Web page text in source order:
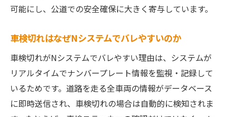
可能にし、公道での安全確保に大きく寄与しています。
車検切れはなぜNシステムでバレやすいのか
車検切れがNシステムでバレやすい理由は、システムが
リアルタイムでナンバープレート情報を監視・記録して
いるためです。道路を走る全車両の情報がデータベース
に即時送信され、車検切れの場合は自動的に検知されま